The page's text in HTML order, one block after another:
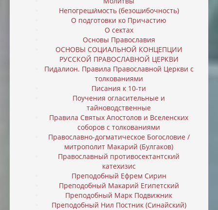
Непогреши́мость (безошибочность)
О подготовки ко Причастию
О сектах
Основы Православия
ОСНОВЫ СОЦИАЛЬНОЙ КОНЦЕПЦИИ
РУССКОЙ ПРАВОСЛАВНОЙ ЦЕРКВИ
Пидалион. Правила Православной Церкви с
толкованиями
Писания к 10-ти
Поучения огласительные и
тайноводственные
Правила Святых Апостолов и Вселенских
соборов с толкованиями
Православно-догматическое Богословие /
митрополит Макарий (Булгаков)
Православный противосектантский
катехизис
Преподобный Ефрем Сирин
Преподобный Макарий Египетский
Преподобный Марк Подвижник
Преподобный Нил Постник (Синайский)